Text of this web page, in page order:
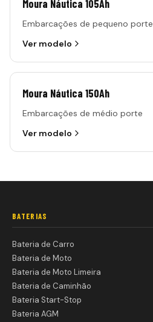
Moura Náutica 105Ah
Embarcações de pequeno porte
Ver modelo
Moura Náutica 150Ah
Embarcações de médio porte
Ver modelo
BATERIAS
Bateria de Carro
Bateria de Moto
Bateria de Moto Limeira
Bateria de Caminhão
Bateria Start-Stop
Bateria AGM